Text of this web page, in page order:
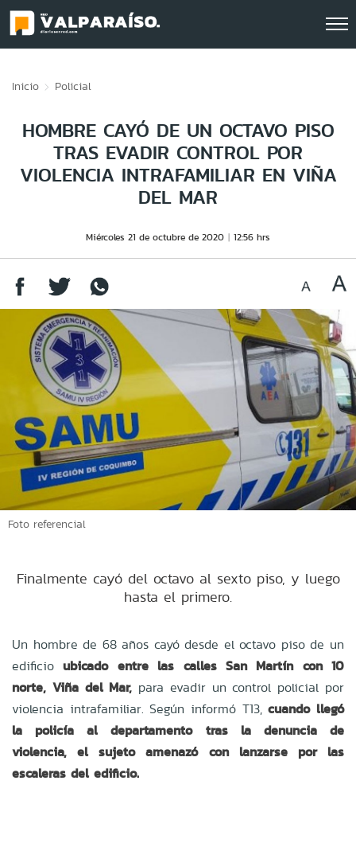
Inicio Policial
HOMBRE CAYÓ DE UN OCTAVO PISO
TRAS EVADIR CONTROL POR
VIOLENCIA INTRAFAMILIAR EN VIÑA
DEL MAR
Miércoles 21 de octubre de 2020 12:56 hrs
Foto referencial
Finalmente cayó del octavo al sexto piso, y luego
hasta el primero.
Un hombre de 68 años cayó desde el octavo piso de un
edificio ubicado entre las calles San Martín con 10
norte, Viña del Mar, para evadir un control policial por
violencia intrafamiliar. Según informó T13,cuando llegó
la policía al departamento tras la denuncia de
violencia, el sujeto amenazó con lanzarse por las
escaleras del edificio.